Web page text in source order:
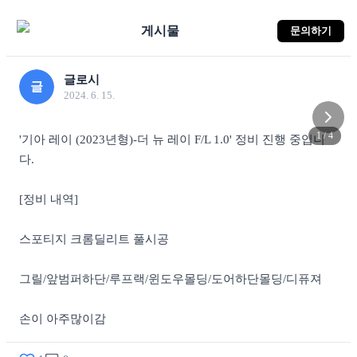
게시물 문의하기
글 글로시
2024. 6. 15.
1/4
'기아 레이 (2023년형)-더 뉴 레이 F/L 1.0' 정비 진행 중입니
다.
[정비 내역]
스포티지 크롬딜리트 풀시공
그릴/앞범퍼하단/루프랙/윈도우몰딩/도어하단몰딩/디퓨져
손이 아주많이감